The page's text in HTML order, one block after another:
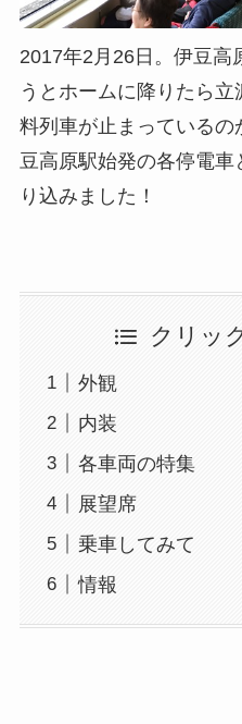
2017年2月26日。伊豆高
うとホームに降りたら
料列車が止まっている
豆高原駅始発の各停電
り込みました！
クリッ
外観
内装
各車両の特集
展望席
乗車してみて
情報